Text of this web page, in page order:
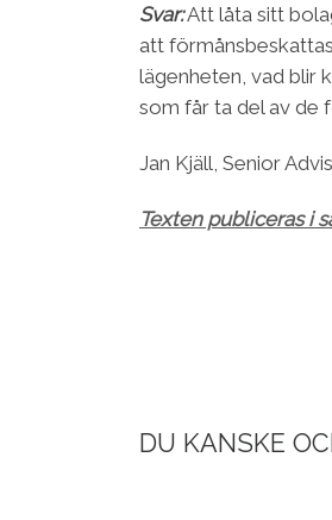
Svar:Att låta sitt
att
lägenheten, vad blir
som får ta del av de
Jan Kjäll, Senior
Texten publiceras i
DU KANSKE